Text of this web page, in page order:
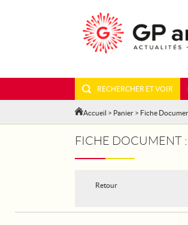
RECHERCHER ET VOIR
Accueil > Panier > Fiche
FICHE DOCUMENT :
Retour